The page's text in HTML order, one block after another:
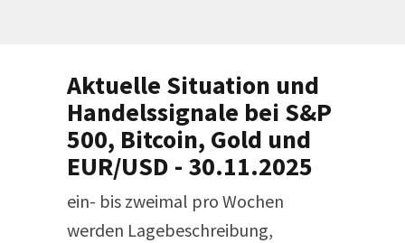
Aktuelle Situation und
Handelssignale bei S&P
500, Bitcoin, Gold und
EUR/USD - 30.11.2025
ein- bis zweimal pro Wochen
werden Lagebeschreibung,